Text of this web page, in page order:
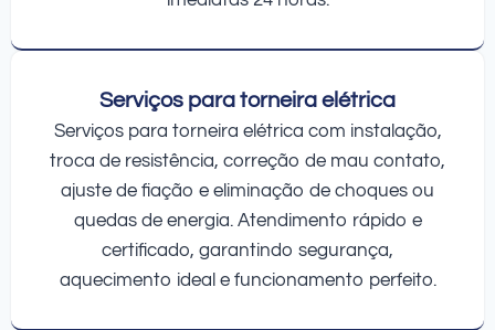
Serviços para torneira elétrica
Serviços para torneira elétrica com instalação,
troca de resistência, correção de mau contato,
ajuste de fiação e eliminação de choques ou
quedas de energia. Atendimento rápido e
certificado, garantindo segurança,
aquecimento ideal e funcionamento perfeito.